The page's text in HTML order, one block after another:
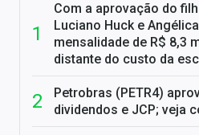
Com a aprovação do
Luciano Huck e
mensalidade de R$ 8,3
distante do custo da
Petrobras (PETR4)
dividendos e JCP; veja